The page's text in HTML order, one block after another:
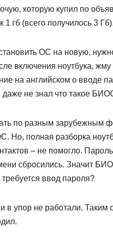
которую купил по
гб (всего получилось 3
ОС на новую,
включения ноутбука,
на английском о вводе
даже не знал что такое
по разным зарубежным
Но, полная разборка
– не помогло.
сбросились. Значит
ввод пароля?
упор не работали. Таким